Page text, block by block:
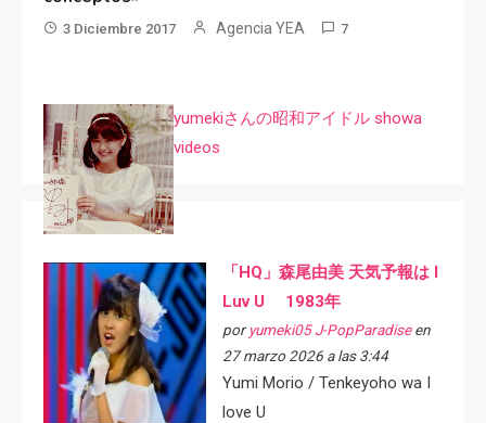
3 Diciembre 2017 Agencia YEA 7
yumekiさんの昭和アイドル showa
videos
「HQ」森尾由美 天気予報は I
Luv U 1983年
por yumeki05 J-PopParadiseen
27 marzo 2026 a las 3:44
Yumi Morio / Tenkeyoho wa I
love U